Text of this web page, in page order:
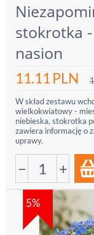
stokrotka
nasion
11.11 PLN
W skład zestawu
wielkokwiatowy -
niebieska, stokrotka
zawiera informację o
uprawy.
− +
5%